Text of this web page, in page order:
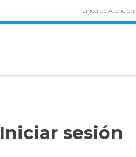
Línea de Atención:
Iniciar sesión